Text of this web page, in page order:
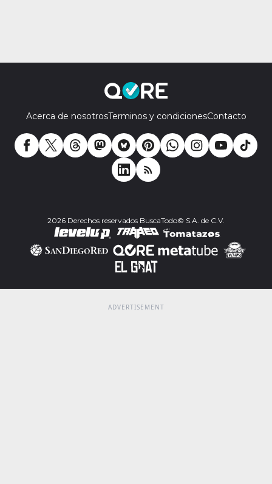
Acerca de nosotrosTerminos y condicionesContacto
2026 Derechos reservados BuscaTodo© S.A. de C.V.